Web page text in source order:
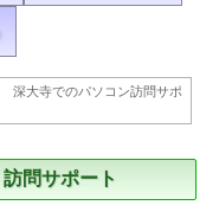
深大寺でのパソコン訪問サポ
問サポート